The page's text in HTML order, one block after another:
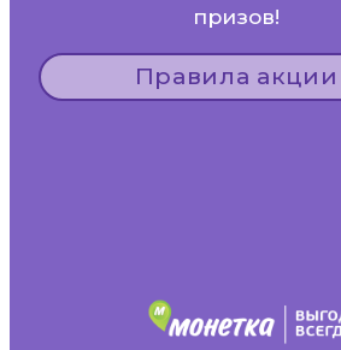
призов!
Правила акции